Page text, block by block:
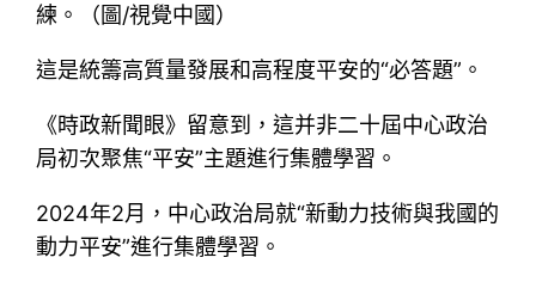
練。（圖/視覺中國）
這是統籌高質量發展和高程度平安的“必答題”。
《時政新聞眼》留意到，這并非二十屆中心政治
局初次聚焦“平安”主題進行集體學習。
2024年2月，中心政治局就“新動力技術與我國的
動力平安”進行集體學習。